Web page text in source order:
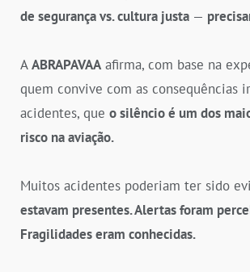
de segurança vs. cultura justa —
AABRAPAVAA afirma, com base na
quem convive com as consequências
acidentes, que o silêncio é um dos
risco na aviação.
Muitos acidentes poderiam ter sido
estavam presentes. Alertas foram
Fragilidades eram conhecidas.